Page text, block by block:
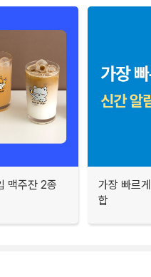
맥주잔 2종
가장 빠르
합